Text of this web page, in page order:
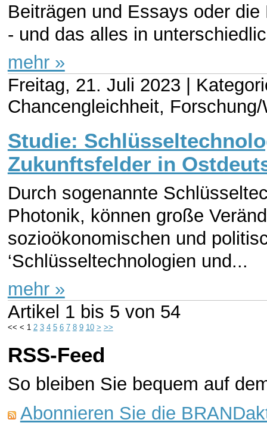
Beiträgen und Essays oder
- und das alles in
mehr »
Freitag, 21. Juli 2023 |
Chancengleichheit,
Studie:
Zukunftsfelder in
Durch sogenannte
Photonik, können große
sozioökonomischen und
‘Schlüsseltechnologien und...
mehr »
Artikel 1 bis 5 von 54
<< < 1 2 3 4 5 6 7 8 9 10 > >>
RSS-Feed
So bleiben Sie bequem auf
Abonnieren Sie die